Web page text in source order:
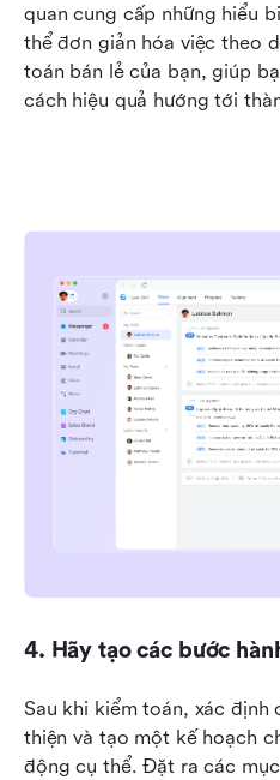
quan cung cấp những hiểu
thể đơn giản hóa việc theo
toán bán lẻ của bạn, giúp
cách hiệu quả hướng tới
4. Hãy tạo các bước
Sau khi kiểm toán, xác định
thiện và tạo một kế hoạch
động cụ thể. Đặt ra các